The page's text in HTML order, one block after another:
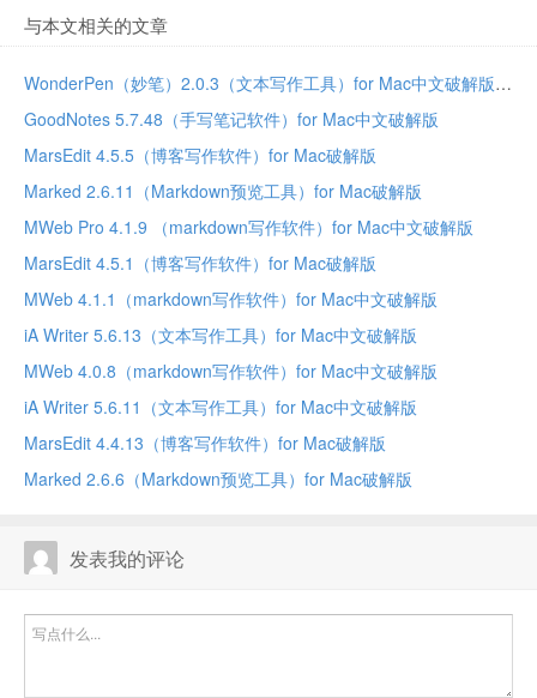
与本文相关的文章
WonderPen（妙笔）2.0.3（文本写作工具）for Mac中文破解版
GoodNotes 5.7.48（手写笔记软件）for Mac中文破解版
MarsEdit 4.5.5（博客写作软件）for Mac破解版
Marked 2.6.11（Markdown预览工具）for Mac破解版
MWeb Pro 4.1.9 （markdown写作软件）for Mac中文破解版
MarsEdit 4.5.1（博客写作软件）for Mac破解版
MWeb 4.1.1（markdown写作软件）for Mac中文破解版
iA Writer 5.6.13（文本写作工具）for Mac中文破解版
MWeb 4.0.8（markdown写作软件）for Mac中文破解版
iA Writer 5.6.11（文本写作工具）for Mac中文破解版
MarsEdit 4.4.13（博客写作软件）for Mac破解版
Marked 2.6.6（Markdown预览工具）for Mac破解版
发表我的评论